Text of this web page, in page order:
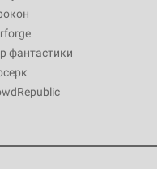
фантастики